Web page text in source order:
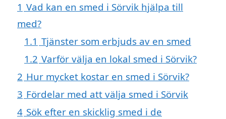
1 Vad kan en smed i Sörvik hjälpa till
med?
1.1 Tjänster som erbjuds av en smed
1.2 Varför välja en lokal smed i Sörvik?
2 Hur mycket kostar en smed i Sörvik?
3 Fördelar med att välja smed i Sörvik
4 Sök efter en skicklig smed i de